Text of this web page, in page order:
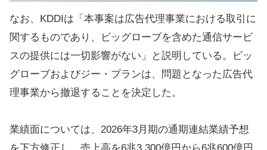
なお、KDDIは「本事案は広告代理事業における取引に
関するものであり、ビッグローブを含めた通信サービ
スの提供には一切影響がない」と説明している。ビッ
グローブおよびジー・プランは、問題となった広告代
理事業から撤退することを決定した。
業績面については、2026年3月期の通期連結業績予想